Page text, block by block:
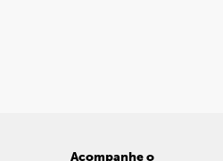
Acompanhe o